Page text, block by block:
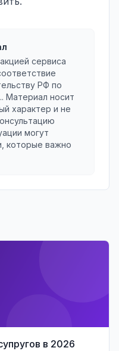
сервиса
РФ по
. Материал носит
характер и не
могут
которые важно
в 2026